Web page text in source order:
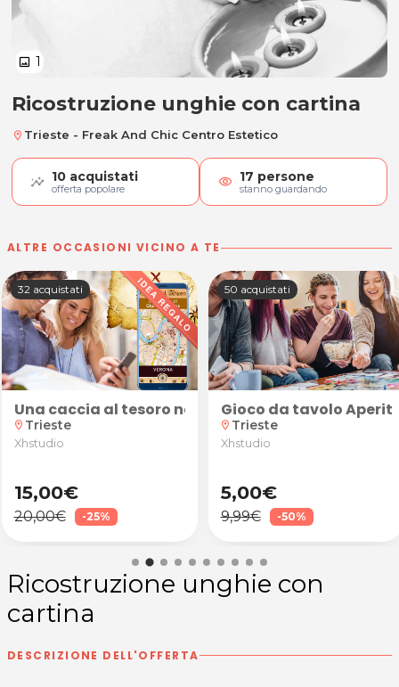
image 1
Ricostruzione unghie con cartina
Ricostruzione unghie con cartina
location_on Trieste - Freak And Chic Centro Estetico
10 acquistati
offerta popolare visibility 17 persone
stanno guardando
ALTRE OCCASIONI VICINO A TE
atmosfera di Venezia! Caccia al
32 acquistati
Una caccia al tesoro nella suggestiva atmosfera
location_on Trieste
Xhstudio
15,00€
20,00€ -25%
50 acquistati
Gioco da tavolo
location_on Trieste
Xhstudio
5,00€
9,99€ -50%
Ricostruzione unghie con
cartina
DESCRIZIONE DELL'OFFERTA